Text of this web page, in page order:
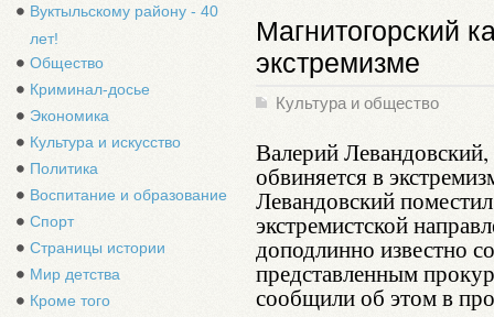
Вуктыльскому району - 40
лет!
Общество
Криминал-досье
Экономика
Культура и искусство
Политика
Воспитание и образование
Спорт
Страницы истории
Мир детства
Кроме того
Магнитогорский
экстремизме
Культура и общество
Валерий
обвиняется в
Левандовский
экстремистской
доподлинно известно
представленным
сообщили об этом в